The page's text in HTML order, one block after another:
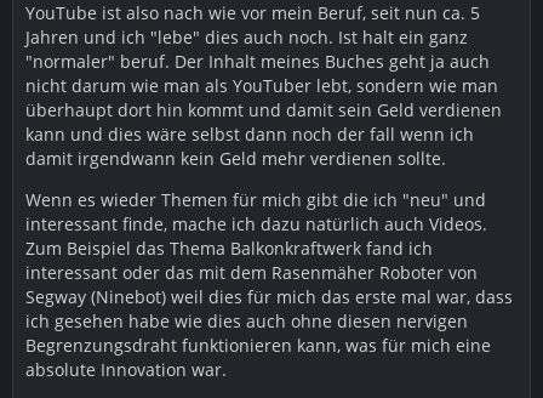
YouTube ist also nach wie vor mein Beruf, seit nun ca. 5
Jahren und ich "lebe" dies auch noch. Ist halt ein ganz
"normaler" beruf. Der Inhalt meines Buches geht ja auch
nicht darum wie man als YouTuber lebt, sondern wie man
überhaupt dort hin kommt und damit sein Geld verdienen
kann und dies wäre selbst dann noch der fall wenn ich
damit irgendwann kein Geld mehr verdienen sollte.
Wenn es wieder Themen für mich gibt die ich "neu" und
interessant finde, mache ich dazu natürlich auch Videos.
Zum Beispiel das Thema Balkonkraftwerk fand ich
interessant oder das mit dem Rasenmäher Roboter von
Segway (Ninebot) weil dies für mich das erste mal war, dass
ich gesehen habe wie dies auch ohne diesen nervigen
Begrenzungsdraht funktionieren kann, was für mich eine
absolute Innovation war.